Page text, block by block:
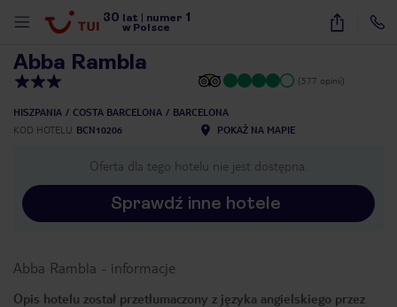
30 lat numer 1
w Polsce
13
Abba Rambla
(577 opinii)
HISZPANIA COSTA BARCELONA
BARCELONA
KOD HOTELU BCN10206 POKAŻ NA MAPIE
Oferta dla tego hotelu nie jest dostępna.
Sprawdź inne hotele
Abba Rambla - informacje
Opis hotelu został przetłumaczony z języka angielskiego przez